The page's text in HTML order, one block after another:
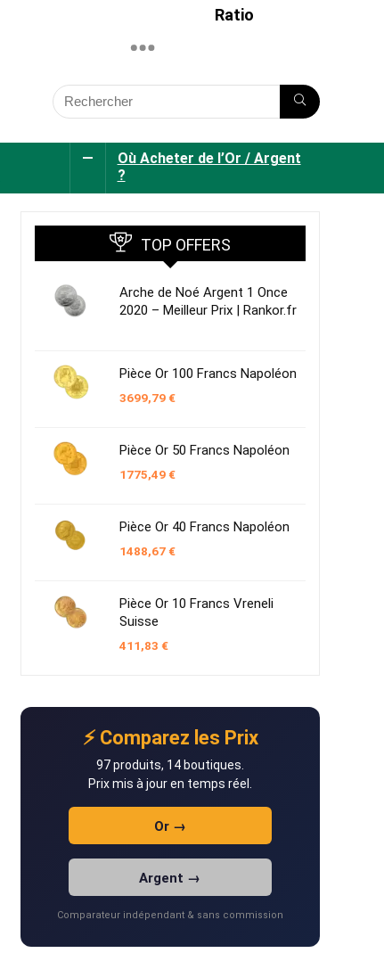
Ratio
—
Où Acheter de l’Or / Argent
?
TOP OFFERS
Arche de Noé Argent 1 Once
2020 – Meilleur Prix | Rankor.fr
Pièce Or 100 Francs Napoléon
3699,79€
Pièce Or 50 Francs Napoléon
1775,49€
Pièce Or 40 Francs Napoléon
1488,67€
Pièce Or 10 Francs Vreneli
Suisse
411,83 €
⚡ Comparez les Prix
97 produits, 14 boutiques.
Prix mis à jour en temps réel.
Or →
Argent →
Comparateur indépendant & sans commission